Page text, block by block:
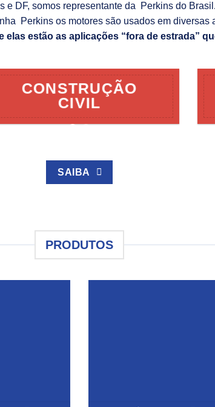
e DF, somos representante da Perkins do Brasil.
Perkins os motores são usados em diversas
elas estão as aplicações “fora de estrada”
CONSTRUÇÃO
CIVIL
SAIBA
PRODUTOS